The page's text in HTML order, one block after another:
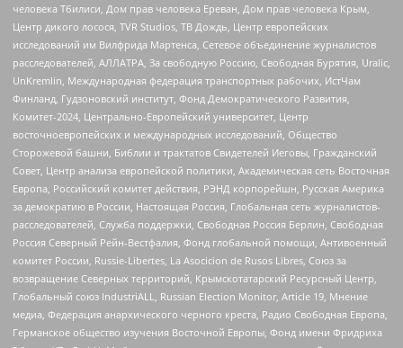
человека Тбилиси, Дом прав человека Ереван, Дом прав человека Крым,
Центр дикого лосося, TVR Studios, ТВ Дождь, Центр европейских
исследований им Вилфрида Мартенса, Сетевое объединение журналистов
расследователей, АЛЛАТРА, За свободную Россию, Свободная Бурятия, Uralic,
UnKremlin, Международная федерация транспортных рабочих, ИстЧам
Финланд, Гудзоновский институт, Фонд Демократического Развития,
Комитет-2024, Центрально-Европейский университет, Центр
восточноевропейских и международных исследований, Общество
Сторожевой башни, Библии и трактатов Свидетелей Иеговы, Гражданский
Совет, Центр анализа европейской политики, Академическая сеть Восточная
Европа, Российский комитет действия, РЭНД корпорейшн, Русская Америка
за демократию в России, Настоящая Россия, Глобальная сеть журналистов-
расследователей, Служба поддержки, Свободная Россия Берлин, Свободная
Россия Северный Рейн-Вестфалия, Фонд глобальной помощи, Антивоенный
комитет России, Russie-Libertes, La Asocicion de Rusos Libres, Союз за
возвращение Северных территорий, Крымскотатарский Ресурсный Центр,
Глобальный союз IndustriALL, Russian Election Monitor, Article 19, Мнение
медиа, Федерация анархического черного креста, Радио Свободная Европа,
Германское общество изучения Восточной Европы, Фонд имени Фридриха